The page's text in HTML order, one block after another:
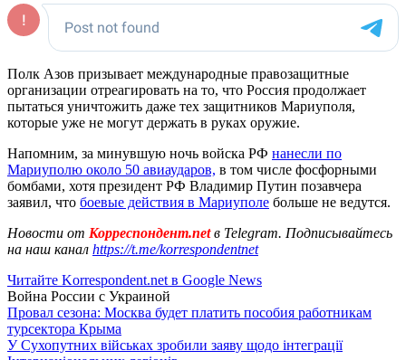
Полк Азов призывает международные правозащитные
организации отреагировать на то, что Россия продолжает
пытаться уничтожить даже тех защитников Мариуполя,
которые уже не могут держать в руках оружие.
Напомним, за минувшую ночь войска РФ нанесли по
Мариуполю около 50 авиаударов, в том числе фосфорными
бомбами, хотя президент РФ Владимир Путин позавчера
заявил, что боевые действия в Мариуполе больше не ведутся.
Новости от Корреспондент.netв Telegram. Подписывайтесь
на наш канал https://t.me/korrespondentnet
Читайте Korrespondent.net в Google News
Война России с Украиной
Провал сезона: Москва будет платить пособия работникам
турсектора Крыма
У Сухопутних військах зробили заяву щодо інтеграції